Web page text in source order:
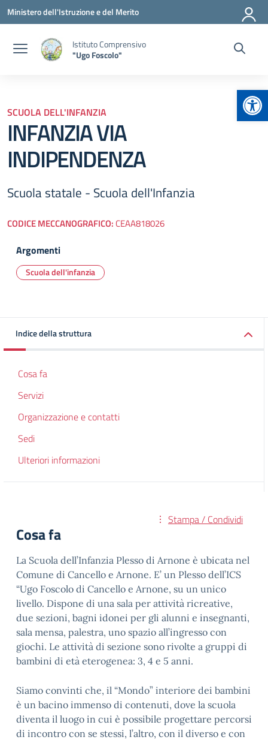
Vai ai contenuti
Vai al menu di navigazione
Vai al footer
Ministero dell'Istruzione e del Merito
Istituto Comprensivo
"Ugo Foscolo"
SCUOLA DELL'INFANZIA
INFANZIA VIA
INDIPENDENZA
Scuola statale - Scuola dell'Infanzia
CODICE MECCANOGRAFICO: CEAA818026
Argomenti
Scuola dell'infanzia
Indice della struttura
Cosa fa
Servizi
Organizzazione e contatti
Sedi
Ulteriori informazioni
Stampa / Condividi
Cosa fa
La Scuola dell’Infanzia Plesso di Arnone è ubicata nel
Comune di Cancello e Arnone. E’ un Plesso dell’ICS
“Ugo Foscolo di Cancello e Arnone, su un unico
livello. Dispone di una sala per attività ricreative,
due sezioni, bagni idonei per gli alunni e insegnanti,
sala mensa, palestra, uno spazio all’ingresso con
giochi. Le attività di sezione sono rivolte a gruppi di
bambini di età eterogenea: 3, 4 e 5 anni.
Siamo convinti che, il “Mondo” interiore dei bambini
è un bacino immenso di contenuti, dove la scuola
diventa il luogo in cui è possibile progettare percorsi
di incontro con se stessi, l’altro, con il diverso e con